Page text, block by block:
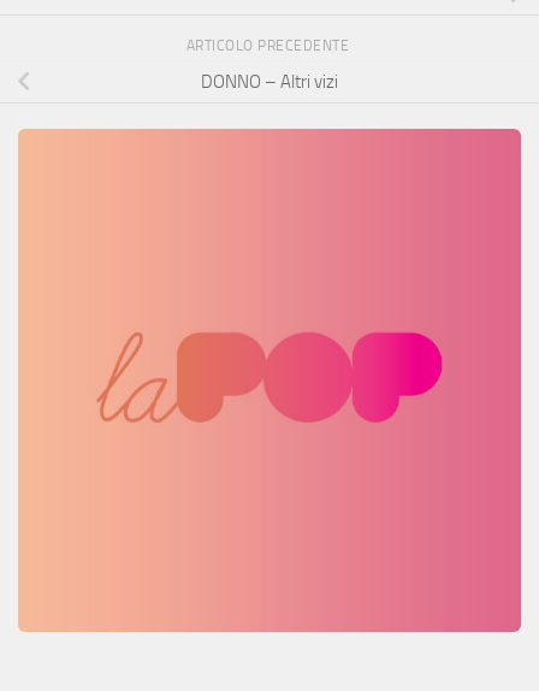
ARTICOLO PRECEDENTE
DONNO – Altri vizi